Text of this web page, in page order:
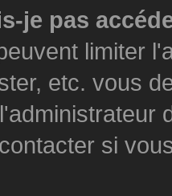
je pas
limiter
etc. vous
si